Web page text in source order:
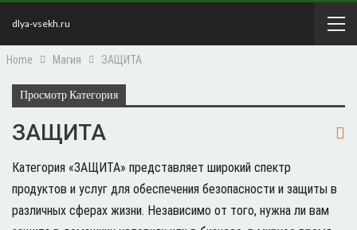
dlya-vsekh.ru
Home Магия ЗАЩИТА
Просмотр Категория
ЗАЩИТА
Категория «ЗАЩИТА» представляет широкий спектр
продуктов и услуг для обеспечения безопасности и защиты в
различных сферах жизни. Независимо от того, нужна ли вам